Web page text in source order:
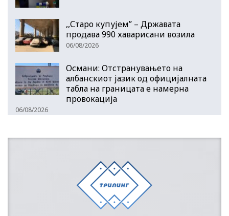
,,Старо купујем” – Државата
продава 990 хаварисани возила
06/08/2026
Османи: Отстранувањето на
албанскиот јазик од официјалната
табла на границата е намерна
провокација
06/08/2026